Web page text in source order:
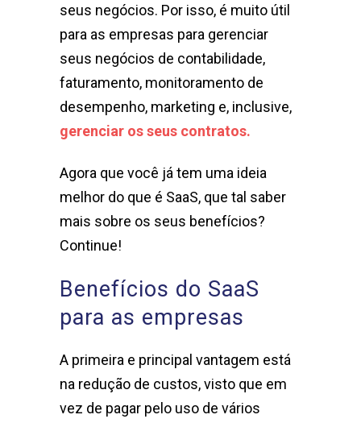
seus negócios. Por isso, é muito útil
para as empresas para gerenciar
seus negócios de contabilidade,
faturamento, monitoramento de
desempenho, marketing e, inclusive,
gerenciar os seus contratos.
Agora que você já tem uma ideia
melhor do que é SaaS, que tal saber
mais sobre os seus benefícios?
Continue!
Benefícios do SaaS
para as empresas
A primeira e principal vantagem está
na redução de custos, visto que em
vez de pagar pelo uso de vários